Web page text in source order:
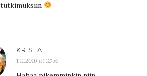
tutkimuksiin
KRISTA
1.11.2016 at 12:56